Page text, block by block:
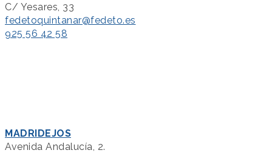
C/ Yesares, 33
fedetoquintanar@fedeto.es
925 56 42 58
MADRIDEJOS
Avenida Andalucía, 2.